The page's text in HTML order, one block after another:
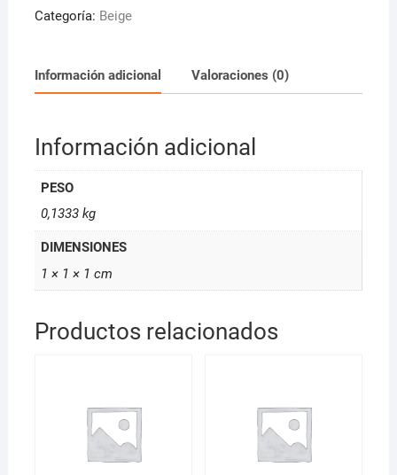
Echosline
cantidad
Categoría: Beige
Información adicional Valoraciones (0)
Información adicional
PESO
0,1333 kg
DIMENSIONES
1 × 1 × 1 cm
Productos relacionados